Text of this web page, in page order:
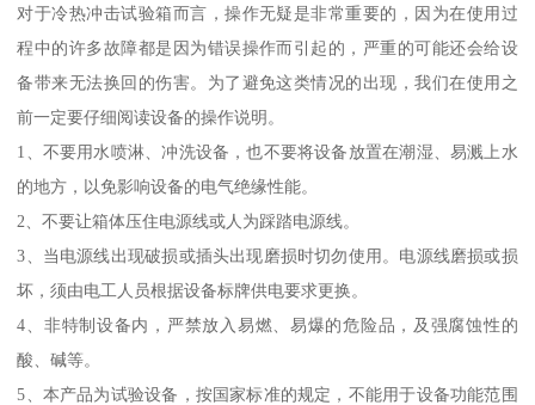
对于冷热冲击试验箱而言，操作无疑是非常重要的，因为在使用过
程中的许多故障都是因为错误操作而引起的，严重的可能还会给设
备带来无法换回的伤害。为了避免这类情况的出现，我们在使用之
前一定要仔细阅读设备的操作说明。
1、不要用水喷淋、冲洗设备，也不要将设备放置在潮湿、易溅上水
的地方，以免影响设备的电气绝缘性能。
2、不要让箱体压住电源线或人为踩踏电源线。
3、当电源线出现破损或插头出现磨损时切勿使用。电源线磨损或损
坏，须由电工人员根据设备标牌供电要求更换。
4、非特制设备内，严禁放入易燃、易爆的危险品，及强腐蚀性的
酸、碱等。
5、本产品为试验设备，按国家标准的规定，不能用于设备功能范围